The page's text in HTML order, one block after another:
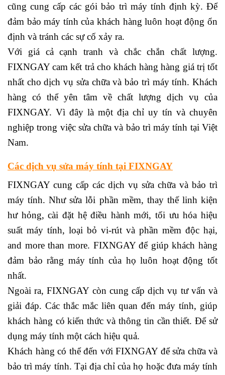
cũng cung cấp các gói bảo trì máy tính định kỳ. Để
đảm bảo máy tính của khách hàng luôn hoạt động ổn
định và tránh các sự cố xảy ra.
Với giá cả cạnh tranh và chắc chắn chất lượng.
FIXNGAY cam kết trả cho khách hàng hàng giá trị tốt
nhất cho dịch vụ sửa chữa và bảo trì máy tính. Khách
hàng có thể yên tâm về chất lượng dịch vụ của
FIXNGAY. Vì đây là một địa chỉ uy tín và chuyên
nghiệp trong việc sửa chữa và bảo trì máy tính tại Việt
Nam.
Các dịch vụ sửa máy tính tại FIXNGAY
FIXNGAY cung cấp các dịch vụ sửa chữa và bảo trì
máy tính. Như sửa lỗi phần mềm, thay thế linh kiện
hư hỏng, cài đặt hệ điều hành mới, tối ưu hóa hiệu
suất máy tính, loại bỏ vi-rút và phần mềm độc hại,
and more than more. FIXNGAY để giúp khách hàng
đảm bảo rằng máy tính của họ luôn hoạt động tốt
nhất.
Ngoài ra, FIXNGAY còn cung cấp dịch vụ tư vấn và
giải đáp. Các thắc mắc liên quan đến máy tính, giúp
khách hàng có kiến thức và thông tin cần thiết. Để sử
dụng máy tính một cách hiệu quả.
Khách hàng có thể đến với FIXNGAY để sửa chữa và
bảo trì máy tính. Tại địa chỉ của họ hoặc đưa máy tính